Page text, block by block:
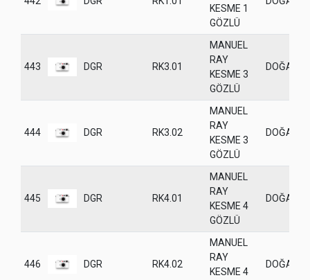
KESME 1
GÖZLÜ
443 DGR RK3.01
MANUEL
RAY
KESME 3
GÖZLÜ
DOĞANER
444 DGR RK3.02
MANUEL
RAY
KESME 3
GÖZLÜ
DOĞANER
445 DGR RK4.01
MANUEL
RAY
KESME 4
GÖZLÜ
DOĞANER
446 DGR RK4.02
MANUEL
RAY
KESME 4
DOĞANER